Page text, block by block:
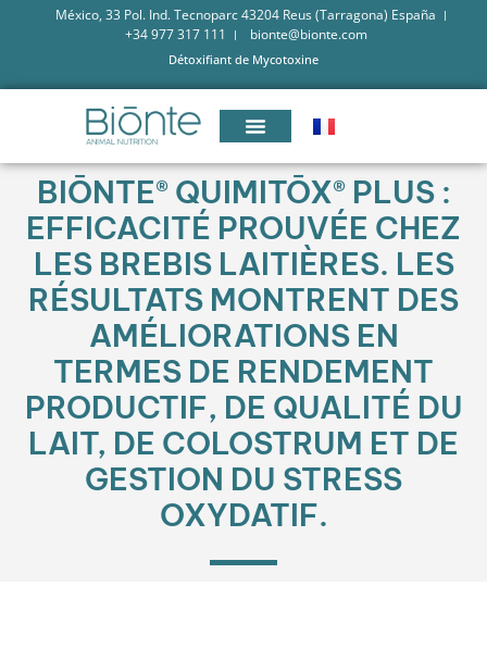
México, 33 Pol. Ind. Tecnoparc 43204 Reus (Tarragona) España
+34 977 317 111
bionte@bionte.com
Détoxifiant de Mycotoxine
BIŌNTE® QUIMITŌX® PLUS :
EFFICACITÉ PROUVÉE CHEZ
LES BREBIS LAITIÈRES. LES
RÉSULTATS MONTRENT DES
AMÉLIORATIONS EN
TERMES DE RENDEMENT
PRODUCTIF, DE QUALITÉ DU
LAIT, DE COLOSTRUM ET DE
GESTION DU STRESS
OXYDATIF.